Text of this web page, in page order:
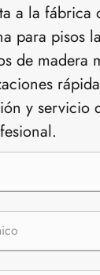
a la fábrica
para pisos
de madera
y servicio